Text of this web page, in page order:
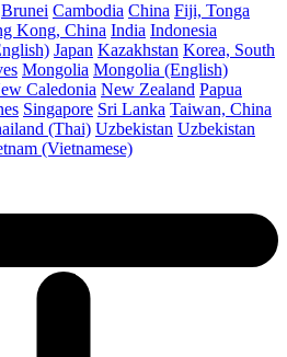
Brunei Cambodia China Fiji, Tonga
Kong, China India Indonesia
Japan Kazakhstan Korea, South
Mongolia Mongolia (English)
Caledonia New Zealand Papua
Singapore Sri Lanka Taiwan, China
(Thai) Uzbekistan Uzbekistan
(Vietnamese)